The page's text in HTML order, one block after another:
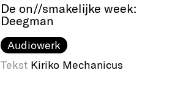
De on//smakelijke week:
Deegman
Audiowerk
Tekst Kiriko Mechanicus